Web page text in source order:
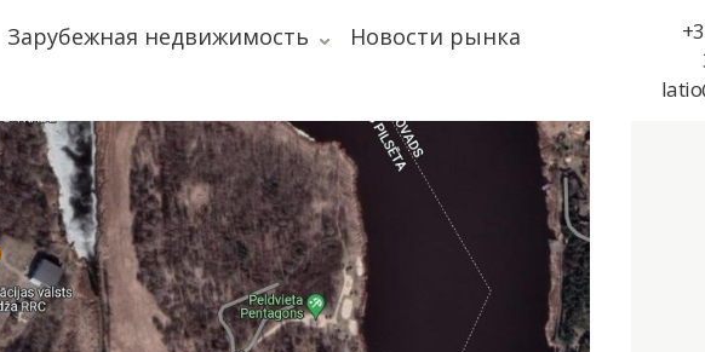
Зарубежная недвижимость
Новости рынка